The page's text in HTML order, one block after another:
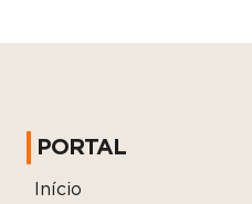
PORTAL
Início